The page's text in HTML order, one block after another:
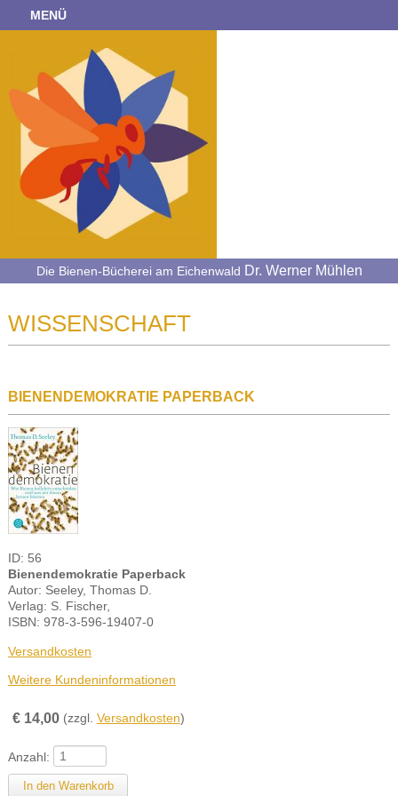
MENÜ
Die Bienen-Bücherei am Eichenwald Dr. Werner Mühlen
WISSENSCHAFT
BIENENDEMOKRATIE PAPERBACK
ID: 56
Bienendemokratie Paperback
Autor: Seeley, Thomas D.
Verlag: S. Fischer,
ISBN: 978-3-596-19407-0
Versandkosten
Weitere Kundeninformationen
€14,00 (zzgl. Versandkosten)
Anzahl: